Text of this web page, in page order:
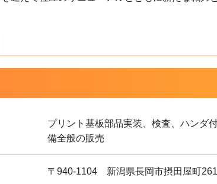
プリント基板部品実装、検査、ハンダ
備全般の販売
〒940-1104 新潟県長岡市摂田屋町